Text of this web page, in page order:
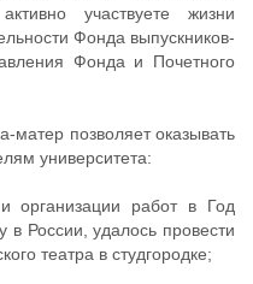
участвуете жизни
Фонда выпускников-
Фонда и Почетного
позволяет оказывать
университета:
организации работ в Год
в России, удалось провести
театра в студгородке;